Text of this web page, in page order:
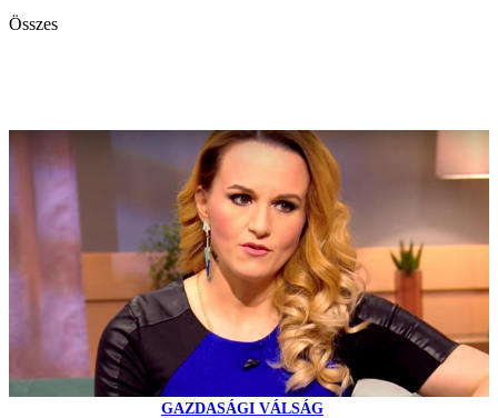
Összes
GAZDASÁGI VÁLSÁG